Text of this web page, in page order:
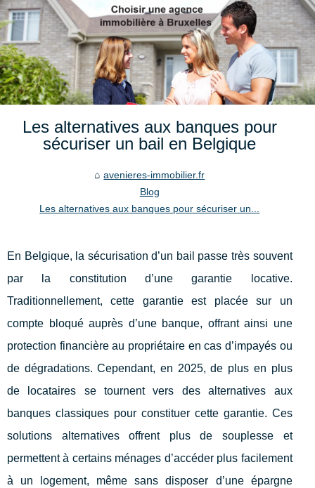
Les alternatives aux banques pour
sécuriser un bail en Belgique
avenieres-immobilier.fr
Blog
Les alternatives aux banques pour sécuriser un...
En Belgique, la sécurisation d’un bail passe très souvent
par la constitution d’une garantie locative.
Traditionnellement, cette garantie est placée sur un
compte bloqué auprès d’une banque, offrant ainsi une
protection financière au propriétaire en cas d’impayés ou
de dégradations. Cependant, en 2025, de plus en plus
de locataires se tournent vers des alternatives aux
banques classiques pour constituer cette garantie. Ces
solutions alternatives offrent plus de souplesse et
permettent à certains ménages d’accéder plus facilement
à un logement, même sans disposer d’une épargne